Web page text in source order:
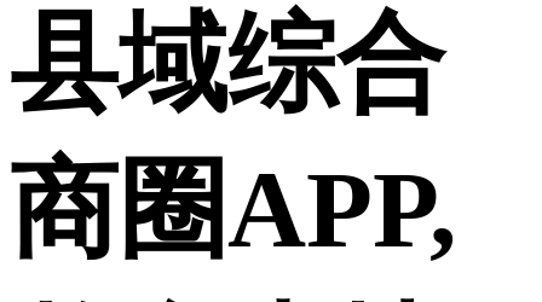
县域综合
商圈APP,